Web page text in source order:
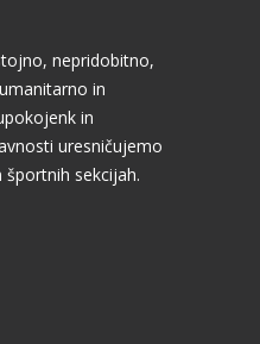
nepridobitno,
in
in
uresničujemo
športnih sekcijah.